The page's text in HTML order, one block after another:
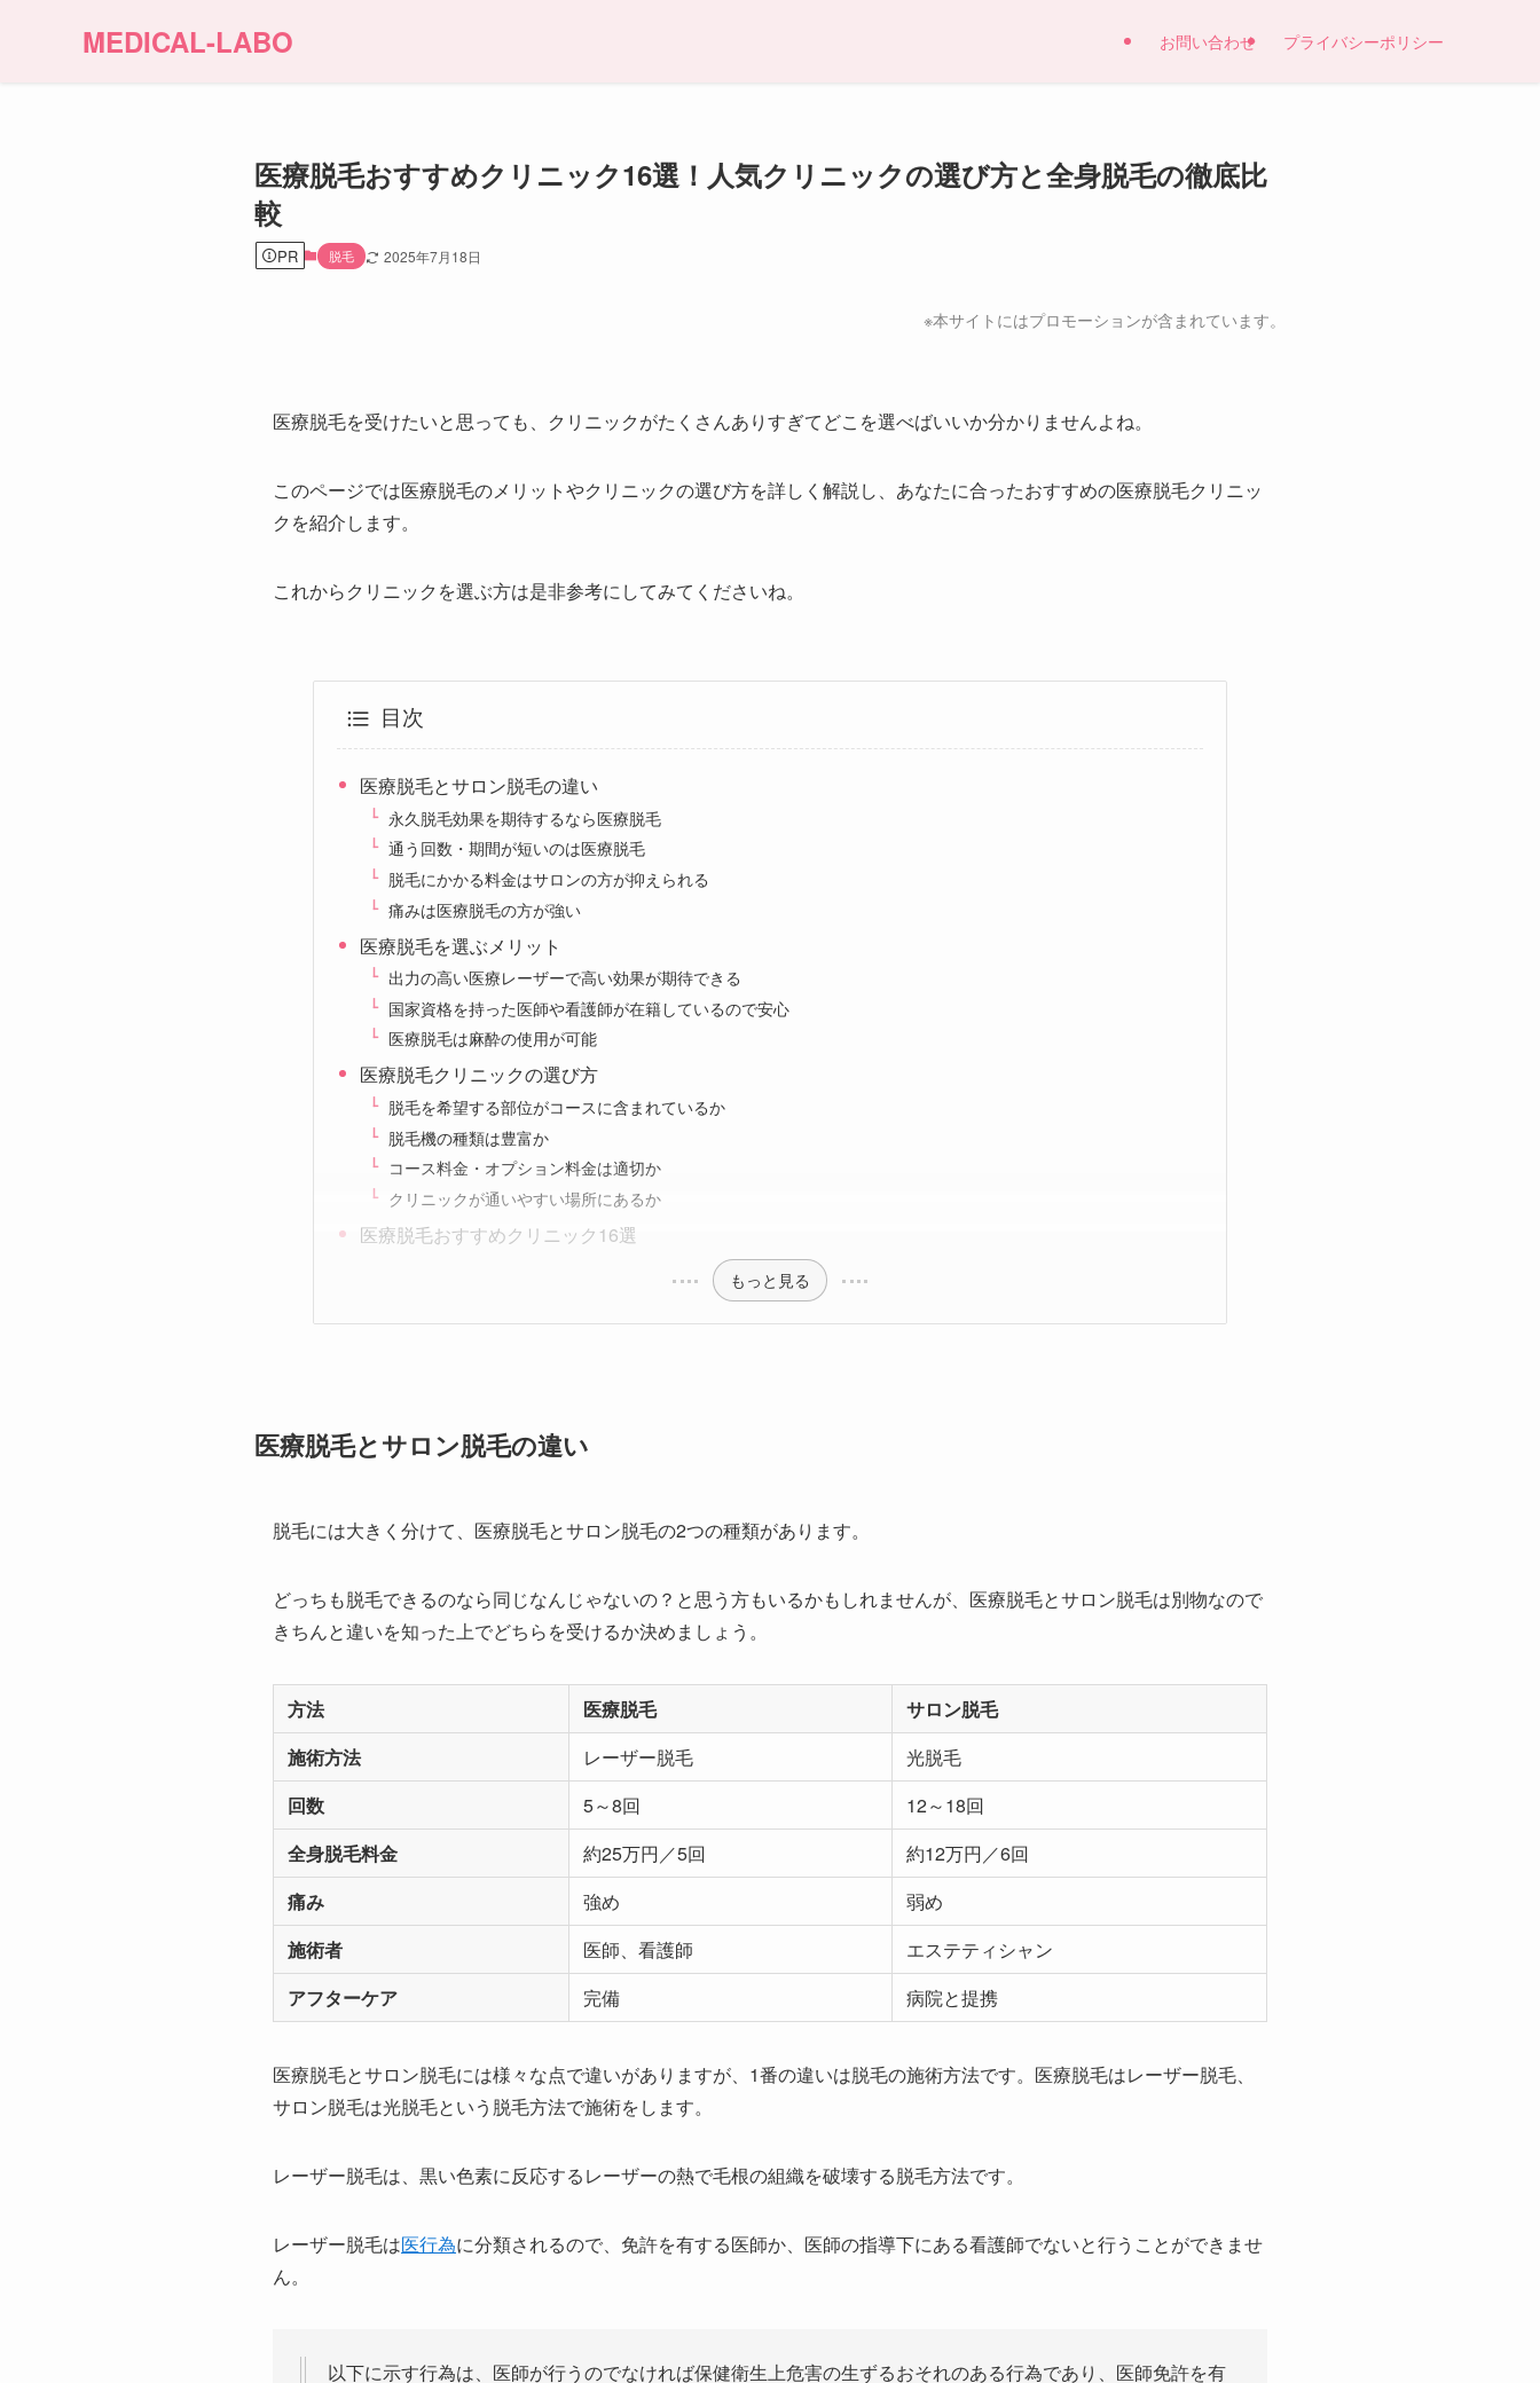
MEDICAL-LABO お問い合わせ プライバシーポリシー
医療脱毛おすすめクリニック16選！人気クリニックの選び方と全身脱毛の徹底比
較
PR 脱毛 2025年7月18日
※本サイトにはプロモーションが含まれています。
医療脱毛を受けたいと思っても、クリニックがたくさんありすぎてどこを選べばいいか分かりませんよね。
このページでは医療脱毛のメリットやクリニックの選び方を詳しく解説し、あなたに合ったおすすめの医療脱毛クリニッ
クを紹介します。
これからクリニックを選ぶ方は是非参考にしてみてくださいね。
目次
医療脱毛とサロン脱毛の違い
永久脱毛効果を期待するなら医療脱毛
通う回数・期間が短いのは医療脱毛
脱毛にかかる料金はサロンの方が抑えられる
痛みは医療脱毛の方が強い
医療脱毛を選ぶメリット
出力の高い医療レーザーで高い効果が期待できる
国家資格を持った医師や看護師が在籍しているので安心
医療脱毛は麻酔の使用が可能
医療脱毛クリニックの選び方
脱毛を希望する部位がコースに含まれているか
脱毛機の種類は豊富か
コース料金・オプション料金は適切か
クリニックが通いやすい場所にあるか
医療脱毛おすすめクリニック16選
もっと見る
医療脱毛とサロン脱毛の違い
脱毛には大きく分けて、医療脱毛とサロン脱毛の2つの種類があります。
どっちも脱毛できるのなら同じなんじゃないの？と思う方もいるかもしれませんが、医療脱毛とサロン脱毛は別物なので
きちんと違いを知った上でどちらを受けるか決めましょう。
方法 医療脱毛
サロン脱毛
施術方法
レーザー脱毛
光脱毛
回数
5～8回
12～18回
全身脱毛料金
約25万円／5回
約12万円／6回
痛み
強め
弱め
施術者
医師、看護師
エステティシャン
アフターケア
完備 病院と提携
医療脱毛とサロン脱毛には様々な点で違いがありますが、1番の違いは脱毛の施術方法です。医療脱毛はレーザー脱毛、
サロン脱毛は光脱毛という脱毛方法で施術をします。
レーザー脱毛は、黒い色素に反応するレーザーの熱で毛根の組織を破壊する脱毛方法です。
レーザー脱毛は医行為に分類されるので、免許を有する医師か、医師の指導下にある看護師でないと行うことができませ
ん。
以下に示す行為は、医師が行うのでなければ保健衛生上危害の生ずるおそれのある行為であり、医師免許を有